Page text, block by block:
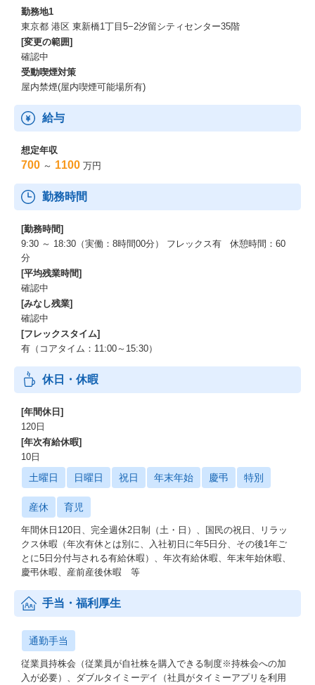
勤務地1
東京都 港区 東新橋1丁目5−2汐留シティセンター35階
[変更の範囲]
確認中
受動喫煙対策
屋内禁煙(屋内喫煙可能場所有)
給与
想定年収
700 ～ 1100 万円
勤務時間
[勤務時間]
9:30 ～ 18:30（実働：8時間00分） フレックス有 休憩時間：60
分
[平均残業時間]
確認中
[みなし残業]
確認中
[フレックスタイム]
有（コアタイム：11:00～15:30）
休日・休暇
[年間休日]
120日
[年次有給休暇]
10日
土曜日 日曜日 祝日 年末年始 慶弔 特別
産休 育児
年間休日120日、完全週休2日制（土・日）、国民の祝日、リラッ
クス休暇（年次有休とは別に、入社初日に年5日分、その後1年ご
とに5日分付与される有給休暇）、年次有給休暇、年末年始休暇、
慶弔休暇、産前産後休暇 等
手当・福利厚生
通勤手当
従業員持株会（従業員が自社株を購入できる制度※持株会への加
入が必要）、ダブルタイミーデイ（社員がタイミーアプリを利用